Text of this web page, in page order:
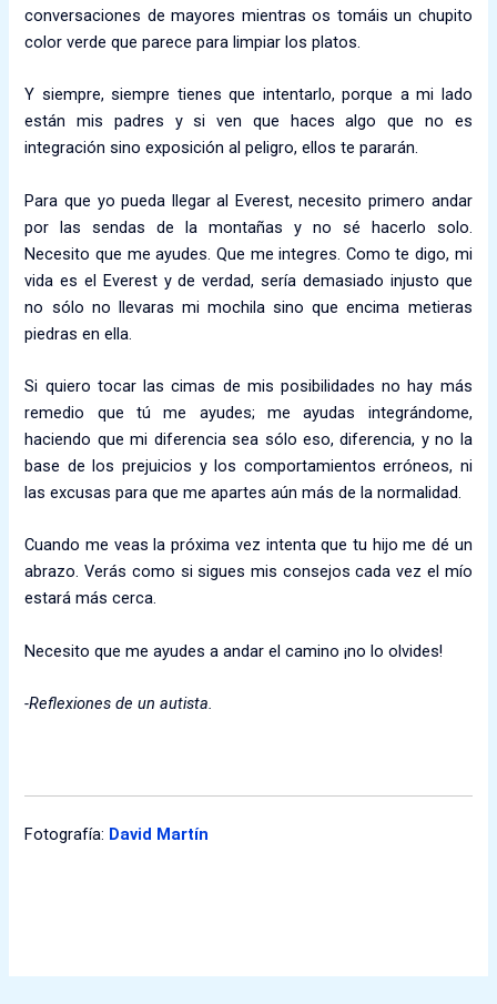
conversaciones de mayores mientras os tomáis un chupito
color verde que parece para limpiar los platos.
Y siempre, siempre tienes que intentarlo, porque a mi lado
están mis padres y si ven que haces algo que no es
integración sino exposición al peligro, ellos te pararán.
Para que yo pueda llegar al Everest, necesito primero andar
por las sendas de la montañas y no sé hacerlo solo.
Necesito que me ayudes. Que me integres. Como te digo, mi
vida es el Everest y de verdad, sería demasiado injusto que
no sólo no llevaras mi mochila sino que encima metieras
piedras en ella.
Si quiero tocar las cimas de mis posibilidades no hay más
remedio que tú me ayudes; me ayudas integrándome,
haciendo que mi diferencia sea sólo eso, diferencia, y no la
base de los prejuicios y los comportamientos erróneos, ni
las excusas para que me apartes aún más de la normalidad.
Cuando me veas la próxima vez intenta que tu hijo me dé un
abrazo. Verás como si sigues mis consejos cada vez el mío
estará más cerca.
Necesito que me ayudes a andar el camino ¡no lo olvides!
-Reflexiones de un autista.
Fotografía: David Martín